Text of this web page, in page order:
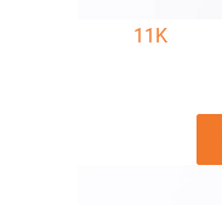
11K